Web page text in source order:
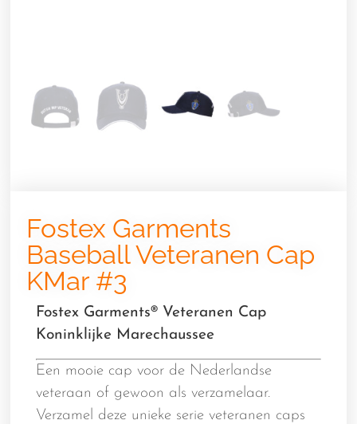
Fostex Garments
Baseball Veteranen Cap
KMar #3
Fostex Garments® Veteranen Cap
Koninklijke Marechaussee
Een mooie cap voor de Nederlandse
veteraan of gewoon als verzamelaar.
Verzamel deze unieke serie veteranen caps